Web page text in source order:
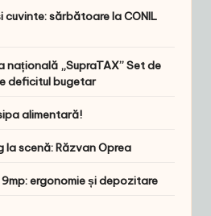
cuvinte: sărbătoare la CONIL
națională „SupraTAX” Set de
deficitul bugetar
alimentară!
la scenă: Răzvan Oprea
ergonomie și depozitare